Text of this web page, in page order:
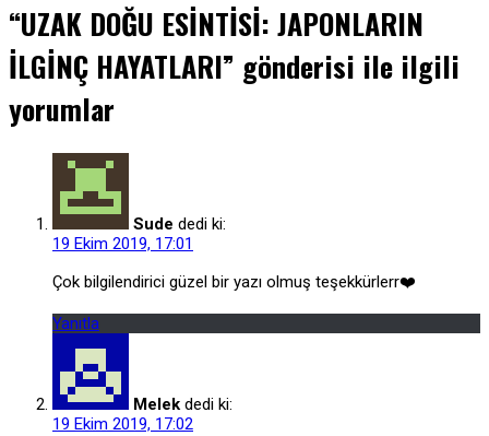
“UZAK DOĞU ESİNTİSİ: JAPONLARIN
İLGİNÇ HAYATLARI” gönderisi ile ilgili
yorumlar
Sude dedi ki:
19 Ekim 2019, 17:01
Çok bilgilendirici güzel bir yazı olmuş teşekkürlerr❤️
Yanıtla
Melek dedi ki:
19 Ekim 2019, 17:02